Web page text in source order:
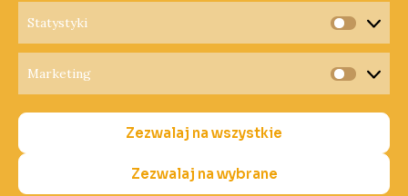
Statystyki
Marketing
Zezwalaj na wszystkie
Zezwalaj na wybrane
Polityka Cookies